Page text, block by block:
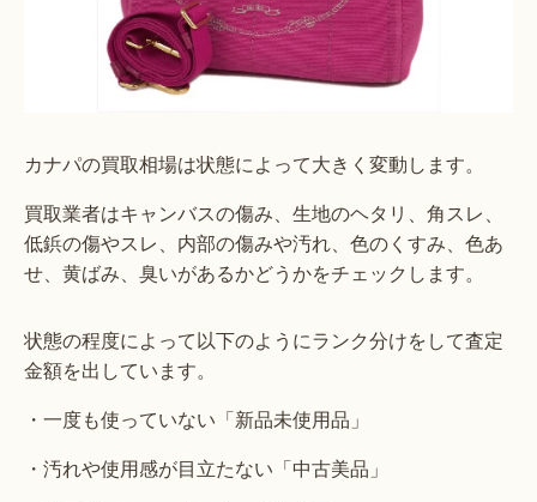
カナパの買取相場は状態によって大きく変動します。
買取業者はキャンバスの傷み、生地のヘタリ、角スレ、
低鋲の傷やスレ、内部の傷みや汚れ、色のくすみ、色あ
せ、黄ばみ、臭いがあるかどうかをチェックします。
状態の程度によって以下のようにランク分けをして査定
金額を出しています。
・一度も使っていない「新品未使用品」
・汚れや使用感が目立たない「中古美品」